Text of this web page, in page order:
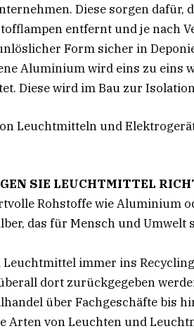
Diese sorgen dafür,
entfernt und je nach
Form sicher in
Aluminium wird eins zu eins
Diese wird im Bau zur
Leuchtmitteln und
SIE LEUCHTMITTEL
Rohstoffe wie Aluminium
das für Mensch und Umwelt
immer ins
dort zurückgegeben
über Fachgeschäfte bis
Arten von Leuchten und